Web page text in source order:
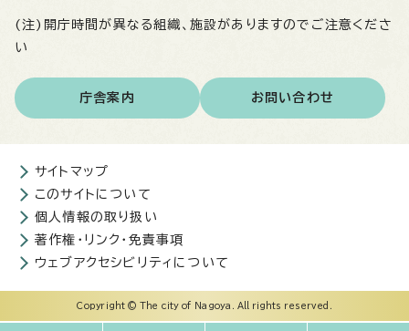
(注)開庁時間が異なる組織、施設がありますのでご注意くださ
い
庁舎案内 お問い合わせ
サイトマップ
このサイトについて
個人情報の取り扱い
著作権・リンク・免責事項
ウェブアクセシビリティについて
Copyright © The city of Nagoya. All rights reserved.